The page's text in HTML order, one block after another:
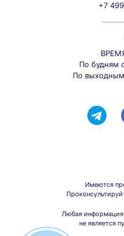
+7
По будням
По
Имеются
Любая
не является